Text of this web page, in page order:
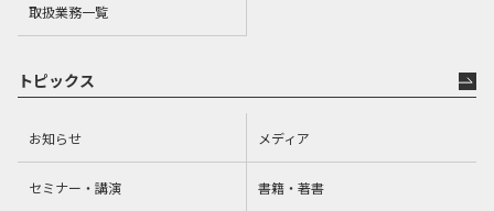
取扱業務一覧
トピックス
お知らせ メディア
セミナー・講演 書籍・著書